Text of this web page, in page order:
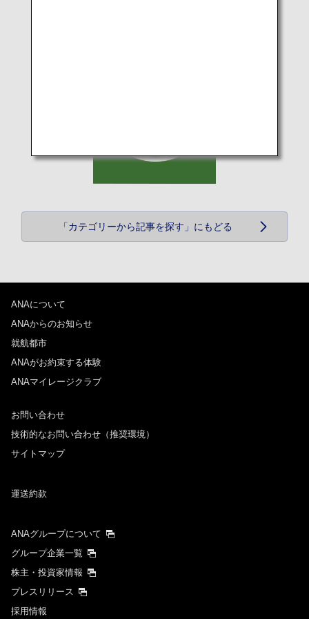
「カテゴリーから記事を探す」にもどる
ANAについて
ANAからのお知らせ
就航都市
ANAがお約束する体験
ANAマイレージクラブ
お問い合わせ
技術的なお問い合わせ（推奨環境）
サイトマップ
運送約款
ANAグループについて
グループ企業一覧
株主・投資家情報
プレスリリース
採用情報